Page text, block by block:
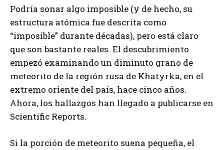
Podría sonar algo imposible (y de hecho, su
estructura atómica fue descrita como
“imposible” durante décadas), pero está claro
que son bastante reales. El descubrimiento
empezó examinando un diminuto grano de
meteorito de la región rusa de Khatyrka, en el
extremo oriente del país, hace cinco años.
Ahora, los hallazgos han llegado a publicarse en
Scientific Reports.
Si la porción de meteorito suena pequeña, el